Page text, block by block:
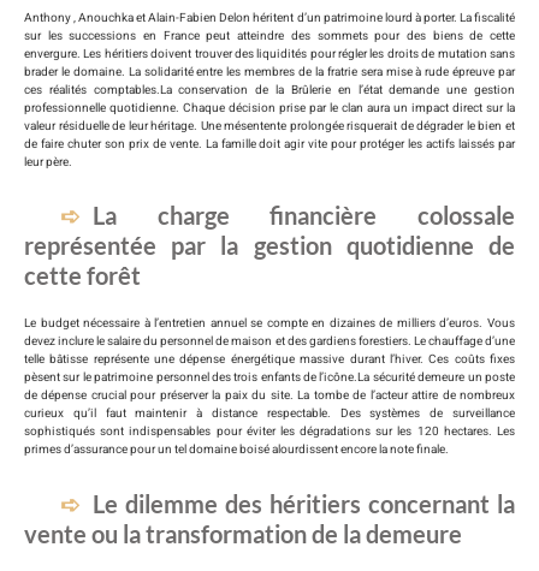
Anthony , Anouchka et Alain-Fabien Delon héritent d’un patrimoine lourd à porter. La fiscalité
sur les successions en France peut atteindre des sommets pour des biens de cette
envergure. Les héritiers doivent trouver des liquidités pour régler les droits de mutation sans
brader le domaine. La solidarité entre les membres de la fratrie sera mise à rude épreuve par
ces réalités comptables.La conservation de la Brûlerie en l’état demande une gestion
professionnelle quotidienne. Chaque décision prise par le clan aura un impact direct sur la
valeur résiduelle de leur héritage. Une mésentente prolongée risquerait de dégrader le bien et
de faire chuter son prix de vente. La famille doit agir vite pour protéger les actifs laissés par
leur père.
La charge financière colossale
représentée par la gestion quotidienne de
cette forêt
Le budget nécessaire à l’entretien annuel se compte en dizaines de milliers d’euros. Vous
devez inclure le salaire du personnel de maison et des gardiens forestiers. Le chauffage d’une
telle bâtisse représente une dépense énergétique massive durant l’hiver. Ces coûts fixes
pèsent sur le patrimoine personnel des trois enfants de l’icône.La sécurité demeure un poste
de dépense crucial pour préserver la paix du site. La tombe de l’acteur attire de nombreux
curieux qu’il faut maintenir à distance respectable. Des systèmes de surveillance
sophistiqués sont indispensables pour éviter les dégradations sur les 120 hectares. Les
primes d’assurance pour un tel domaine boisé alourdissent encore la note finale.
Le dilemme des héritiers concernant la
vente ou la transformation de la demeure